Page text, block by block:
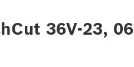
36V-23,